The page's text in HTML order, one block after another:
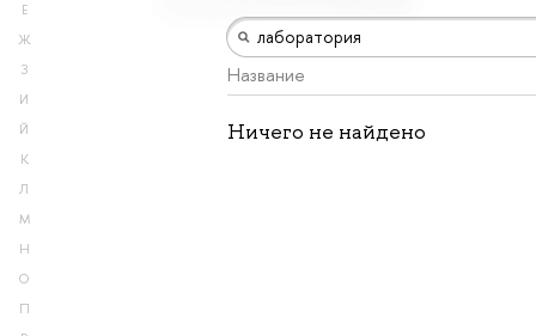
Е
Ж
З
И
Й
К
Л
М
Н
О
П
Название
Ничего не найдено